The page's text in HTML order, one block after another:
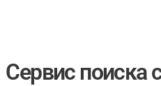
Сервис поиска